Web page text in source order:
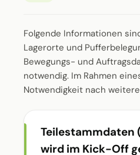
Folgende Informationen
Lagerorte und
Bewegungs- und
notwendig. Im Rahmen
Notwendigkeit nach
Teilestammdaten
wird im Kick-Off